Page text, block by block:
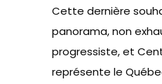
Cette dernière
panorama, non
progressiste, et
représente le